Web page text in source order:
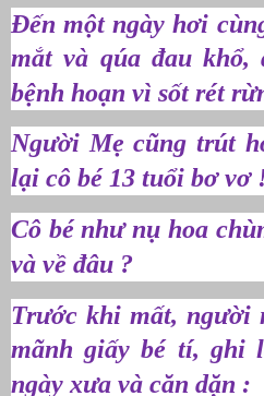
Đến một ngày hơi
mắt và qúa đau khổ,
bệnh hoạn vì sốt rét
Người Mẹ cũng trút
lại cô bé 13 tuổi bơ vơ
Cô bé như nụ hoa
và về đâu ?
Trước khi mất, người
mãnh giấy bé tí, ghi
ngày xưa và căn dặn :